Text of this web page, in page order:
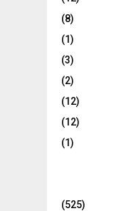
(8)
(1)
(3)
(2)
(12)
(12)
(1)
(525)